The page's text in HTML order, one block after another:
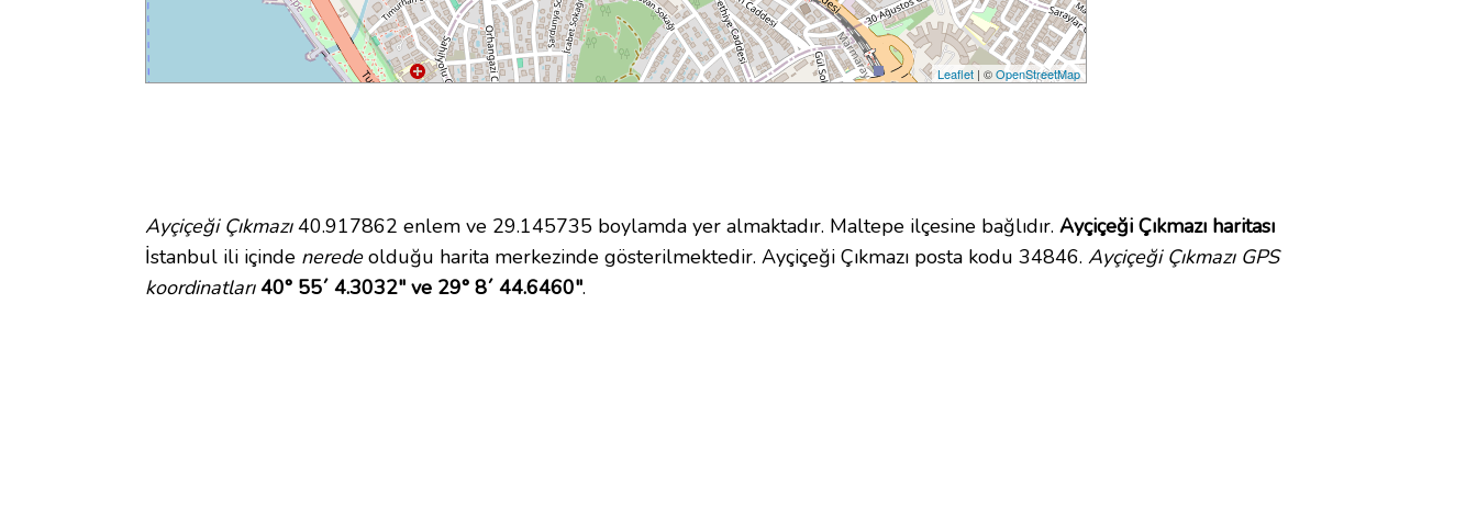
Leaflet | ©OpenStreetMap
Ayçiçeği Çıkmazı40.917862 enlem ve 29.145735 boylamda yer almaktadır. Maltepe ilçesine bağlıdır. Ayçiçeği Çıkmazı haritası
İstanbul ili içinde neredeolduğu harita merkezinde gösterilmektedir. Ayçiçeği Çıkmazı posta kodu 34846. Ayçiçeği Çıkmazı GPS
koordinatları 40° 55´ 4.3032" ve 29° 8´ 44.6460".